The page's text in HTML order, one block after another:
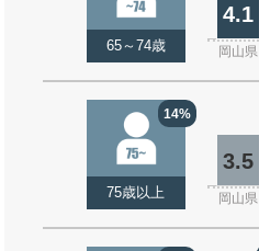
65～74歳
4.1
岡山県
14%
75歳以上
3.5
岡山県